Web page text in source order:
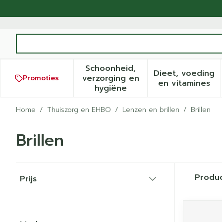
Promoties
Schoonheid,
verzorging en
hygiëneToon submenu voor
Dieet, voeding
en vitamines
Toon
Home / Thuiszorg en EHBO / Lenzen en brillen / Brillen
Brillen
Prijs